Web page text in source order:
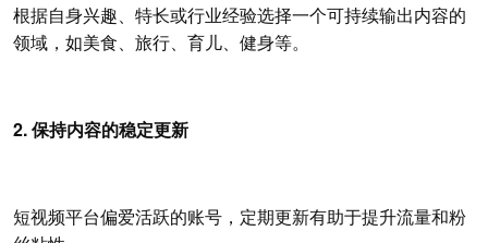
根据自身兴趣、特长或行业经验选择一个可持续输出内容的
领域，如美食、旅行、育儿、健身等。
2. 保持内容的稳定更新
短视频平台偏爱活跃的账号，定期更新有助于提升流量和粉